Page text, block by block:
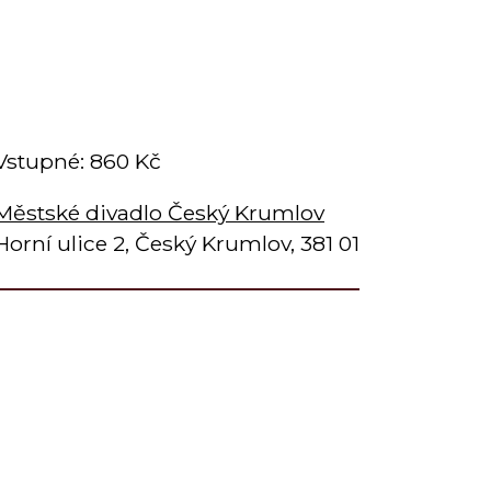
860 Kč
divadlo Český Krumlov
ulice 2, Český Krumlov, 381 01